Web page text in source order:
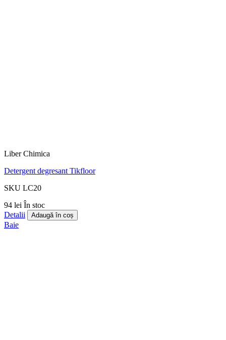
Liber Chimica
Detergent degresant Tikfloor
SKU LC20
94 lei În stoc
Detalii
Adaugă în coș
Baie